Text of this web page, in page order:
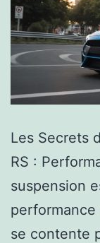
Les Secrets
RS :
suspension
performance
se contente